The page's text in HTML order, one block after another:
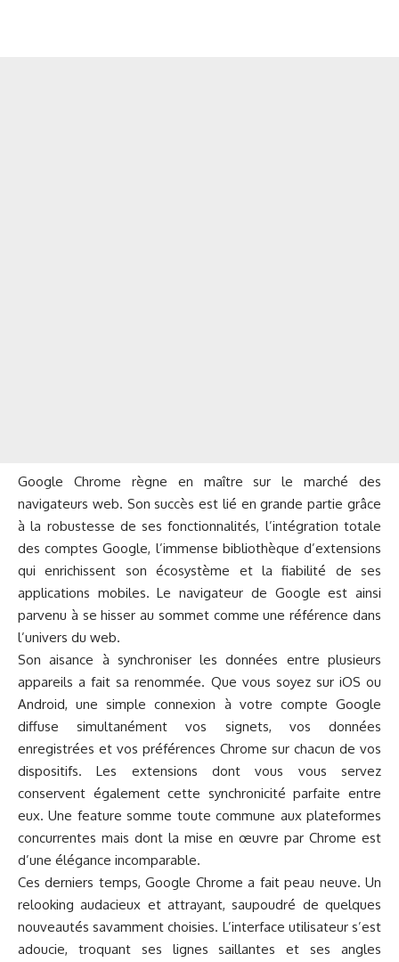
Google Chrome règne en maître sur le marché des
navigateurs web. Son succès est lié en grande partie grâce
à la robustesse de ses fonctionnalités, l’intégration totale
des comptes Google, l’immense bibliothèque d’extensions
qui enrichissent son écosystème et la fiabilité de ses
applications mobiles. Le navigateur de Google est ainsi
parvenu à se hisser au sommet comme une référence dans
l’univers du web.
Son aisance à synchroniser les données entre plusieurs
appareils a fait sa renommée. Que vous soyez sur iOS ou
Android, une simple connexion à votre compte Google
diffuse simultanément vos signets, vos données
enregistrées et vos préférences Chrome sur chacun de vos
dispositifs. Les extensions dont vous vous servez
conservent également cette synchronicité parfaite entre
eux. Une feature somme toute commune aux plateformes
concurrentes mais dont la mise en œuvre par Chrome est
d’une élégance incomparable.
Ces derniers temps, Google Chrome a fait peau neuve. Un
relooking audacieux et attrayant, saupoudré de quelques
nouveautés savamment choisies. L’interface utilisateur s’est
adoucie, troquant ses lignes saillantes et ses angles